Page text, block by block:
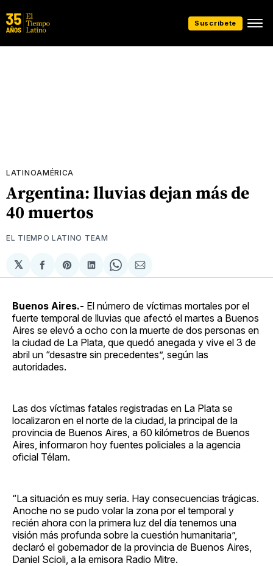
Suscríbete
LATINOAMÉRICA
Argentina: lluvias dejan más de
40 muertos
EL TIEMPO LATINO TEAM
𝕏
Compartir
en
Share
on
Compartir
en
Share
on
Compartir
via
Buenos Aires.- El número de víctimas mortales por el
fuerte temporal de lluvias que afectó el martes a Buenos
Aires se elevó a ocho con la muerte de dos personas en
la ciudad de La Plata, que quedó anegada y vive el 3 de
abril un “desastre sin precedentes”, según las
autoridades.
Las dos víctimas fatales registradas en La Plata se
localizaron en el norte de la ciudad, la principal de la
provincia de Buenos Aires, a 60 kilómetros de Buenos
Aires, informaron hoy fuentes policiales a la agencia
oficial Télam.
“La situación es muy seria. Hay consecuencias trágicas.
Anoche no se pudo volar la zona por el temporal y
recién ahora con la primera luz del día tenemos una
visión más profunda sobre la cuestión humanitaria”,
declaró el gobernador de la provincia de Buenos Aires,
Daniel Scioli, a la emisora Radio Mitre.